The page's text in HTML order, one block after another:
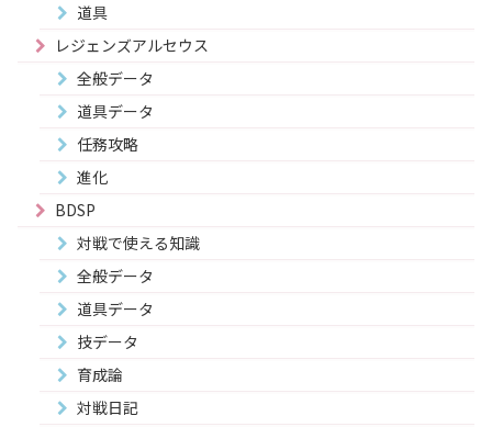
道具
レジェンズアルセウス
全般データ
道具データ
任務攻略
進化
BDSP
対戦で使える知識
全般データ
道具データ
技データ
育成論
対戦日記